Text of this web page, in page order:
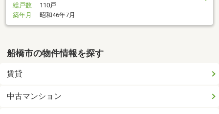
総戸数
110戸
築年月
昭和46年7月
船橋市の物件情報を探す
賃貸
中古マンション